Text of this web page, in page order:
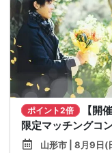
ポイント2倍
【開
限定マッチングコ
山形市 | 8月9日(